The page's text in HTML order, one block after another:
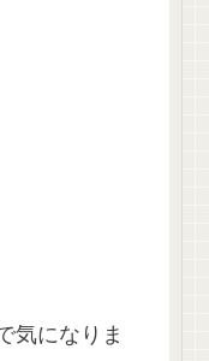
気になりま